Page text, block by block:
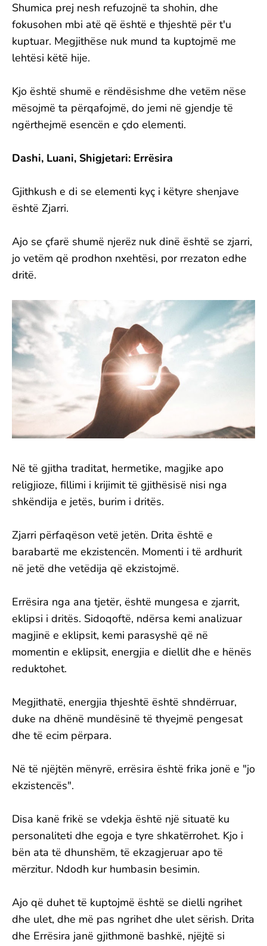
Shumica prej nesh refuzojnë ta shohin, dhe
fokusohen mbi atë që është e thjeshtë për t'u
kuptuar. Megjithëse nuk mund ta kuptojmë me
lehtësi këtë hije.
Kjo është shumë e rëndësishme dhe vetëm nëse
mësojmë ta përqafojmë, do jemi në gjendje të
ngërthejmë esencën e çdo elementi.
Dashi, Luani, Shigjetari: Errësira
Gjithkush e di se elementi kyç i këtyre shenjave
është Zjarri.
Ajo se çfarë shumë njerëz nuk dinë është se zjarri,
jo vetëm që prodhon nxehtësi, por rrezaton edhe
dritë.
Në të gjitha traditat, hermetike, magjike apo
religjioze, fillimi i krijimit të gjithësisë nisi nga
shkëndija e jetës, burim i dritës.
Zjarri përfaqëson vetë jetën. Drita është e
barabartë me ekzistencën. Momenti i të ardhurit
në jetë dhe vetëdija që ekzistojmë.
Errësira nga ana tjetër, është mungesa e zjarrit,
eklipsi i dritës. Sidoqoftë, ndërsa kemi analizuar
magjinë e eklipsit, kemi parasyshë që në
momentin e eklipsit, energjia e diellit dhe e hënës
reduktohet.
Megjithatë, energjia thjeshtë është shndërruar,
duke na dhënë mundësinë të thyejmë pengesat
dhe të ecim përpara.
Në të njëjtën mënyrë, errësira është frika jonë e "jo
ekzistencës".
Disa kanë frikë se vdekja është një situatë ku
personaliteti dhe egoja e tyre shkatërrohet. Kjo i
bën ata të dhunshëm, të ekzagjeruar apo të
mërzitur. Ndodh kur humbasin besimin.
Ajo që duhet të kuptojmë është se dielli ngrihet
dhe ulet, dhe më pas ngrihet dhe ulet sërish. Drita
dhe Errësira janë gjithmonë bashkë, njëjtë si